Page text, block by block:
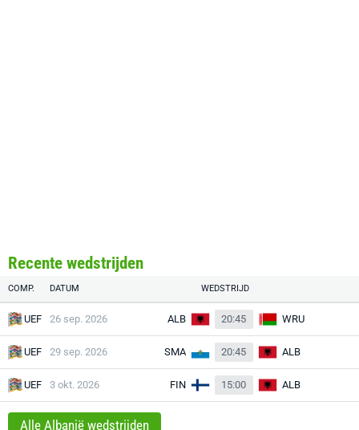
Recente wedstrijden
COMP. DATUM WEDSTRIJD
UEF 26 sep. 2026 ALB 20:45 WRU
UEF 29 sep. 2026 SMA 20:45 ALB
UEF 3 okt. 2026 FIN 15:00 ALB
Alle Albanië wedstrijden